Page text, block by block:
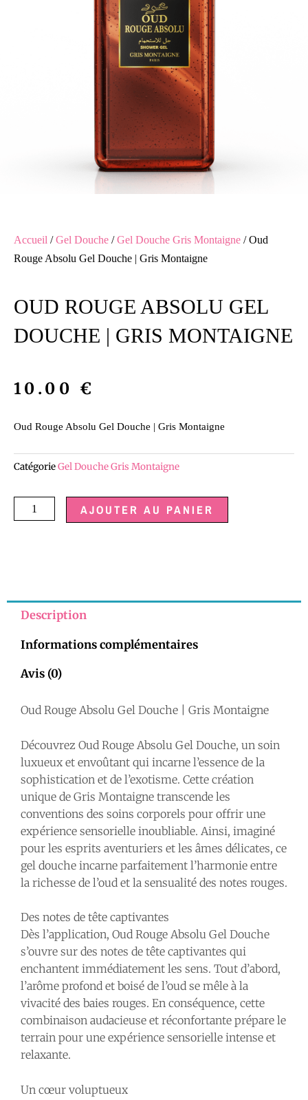
Accueil /Gel Douche /Gel Douche Gris Montaigne / Oud
Rouge Absolu Gel Douche | Gris Montaigne
OUD ROUGE ABSOLU GEL
DOUCHE | GRIS MONTAIGNE
10.00 €
Oud Rouge Absolu Gel Douche | Gris Montaigne
CatégorieGel Douche Gris Montaigne
quantité
Gel
Gris
AJOUTER AU PANIER
Description
Informations complémentaires
Avis (0)
Oud Rouge Absolu Gel Douche | Gris Montaigne
Découvrez Oud Rouge Absolu Gel Douche, un soin
luxueux et envoûtant qui incarne l’essence de la
sophistication et de l’exotisme. Cette création
unique de Gris Montaigne transcende les
conventions des soins corporels pour offrir une
expérience sensorielle inoubliable. Ainsi, imaginé
pour les esprits aventuriers et les âmes délicates, ce
gel douche incarne parfaitement l’harmonie entre
la richesse de l’oud et la sensualité des notes rouges.
Des notes de tête captivantes
Dès l’application, Oud Rouge Absolu Gel Douche
s’ouvre sur des notes de tête captivantes qui
enchantent immédiatement les sens. Tout d’abord,
l’arôme profond et boisé de l’oud se mêle à la
vivacité des baies rouges. En conséquence, cette
combinaison audacieuse et réconfortante prépare le
terrain pour une expérience sensorielle intense et
relaxante.
Un cœur voluptueux